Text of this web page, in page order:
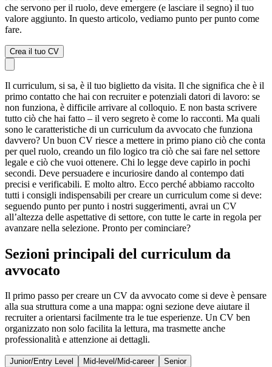
che servono per il ruolo, deve emergere (e lasciare il segno) il tuo
valore aggiunto. In questo articolo, vediamo punto per punto come
fare.
Crea il tuo CV
Il curriculum, si sa, è il tuo biglietto da visita. Il che significa che è il
primo contatto che hai con recruiter e potenziali datori di lavoro: se
non funziona, è difficile arrivare al colloquio. E non basta scrivere
tutto ciò che hai fatto – il vero segreto è come lo racconti. Ma quali
sono le caratteristiche di un curriculum da avvocato che funziona
davvero? Un buon CV riesce a mettere in primo piano ciò che conta
per quel ruolo, creando un filo logico tra ciò che sai fare nel settore
legale e ciò che vuoi ottenere. Chi lo legge deve capirlo in pochi
secondi. Deve persuadere e incuriosire dando al contempo dati
precisi e verificabili. E molto altro. Ecco perché abbiamo raccolto
tutti i consigli indispensabili per creare un curriculum come si deve:
seguendo punto per punto i nostri suggerimenti, avrai un CV
all’altezza delle aspettative di settore, con tutte le carte in regola per
avanzare nella selezione. Pronto per cominciare?
Sezioni principali del curriculum da
avvocato
Il primo passo per creare un CV da avvocato come si deve è pensare
alla sua struttura come a una mappa: ogni sezione deve aiutare il
recruiter a orientarsi facilmente tra le tue esperienze. Un CV ben
organizzato non solo facilita la lettura, ma trasmette anche
professionalità e attenzione ai dettagli.
Junior/Entry Level Mid-level/Mid-career Senior